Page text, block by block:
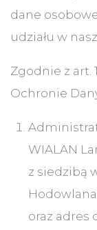
dane
udziału w
Zgodnie z art.
Ochronie
WIALAN
z siedzibą
oraz adres